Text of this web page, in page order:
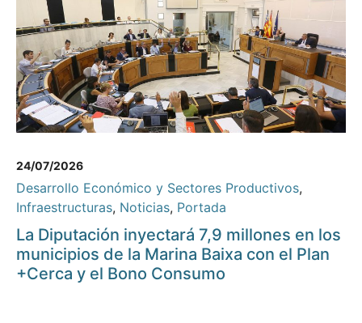
24/07/2026
Desarrollo Económico y Sectores Productivos,
Infraestructuras, Noticias, Portada
La Diputación inyectará 7,9 millones en los
municipios de la Marina Baixa con el Plan
+Cerca y el Bono Consumo